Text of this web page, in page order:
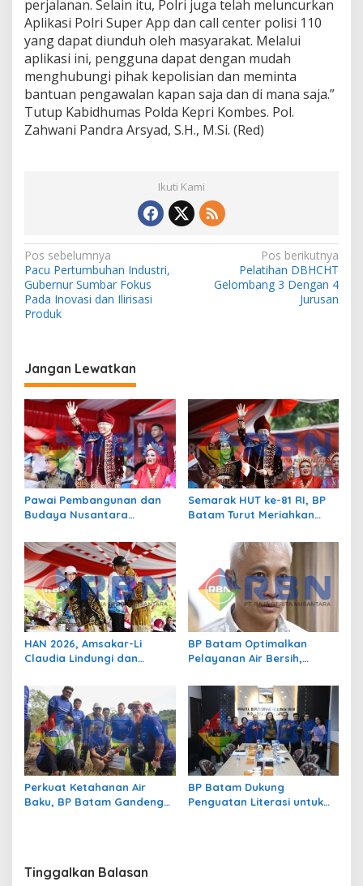
perjalanan. Selain itu, Polri juga telah meluncurkan
Aplikasi Polri Super App dan call center polisi 110
yang dapat diunduh oleh masyarakat. Melalui
aplikasi ini, pengguna dapat dengan mudah
menghubungi pihak kepolisian dan meminta
bantuan pengawalan kapan saja dan di mana saja.”
Tutup Kabidhumas Polda Kepri Kombes. Pol.
Zahwani Pandra Arsyad, S.H., M.Si. (Red)
Ikuti Kami
N
a
v
i
a
s
i
p
o
s
Pos sebelumnya
Pacu Pertumbuhan Industri,
Gubernur Sumbar Fokus
Pada Inovasi dan Ilirisasi
Produk
Pos berikutnya
Pelatihan DBHCHT
Gelombang 3 Dengan 4
Jurusan
Jangan Lewatkan
Pawai Pembangunan dan
Budaya Nusantara
Batam
Semarak HUT ke-81 RI, BP
Batam Turut Meriahkan
HAN 2026, Amsakar-Li
Claudia Lindungi dan
Anak Batam
BP Batam Optimalkan
Pelayanan Air Bersih,
Gunakan Air Secara Bijak
Perkuat Ketahanan Air
Baku, BP Batam Gandeng
BP Batam Dukung
Penguatan Literasi untuk
Tinggalkan Balasan